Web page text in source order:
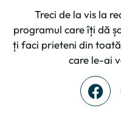
Treci de la vis la
programul care îți dă
ți faci prieteni din
care le-ai